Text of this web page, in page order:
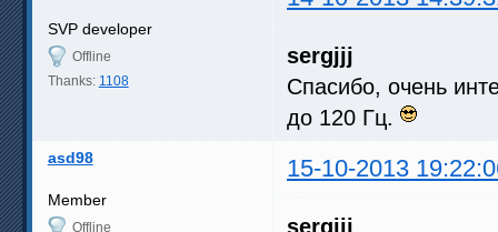
SVP developer
Offline
Thanks: 1108
sergjjj
Спасибо, очень
до 120 Гц.
asd98 15-10-2013
Member
Offline
sergjjj